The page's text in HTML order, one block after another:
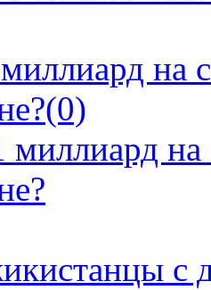
на
(0)
с